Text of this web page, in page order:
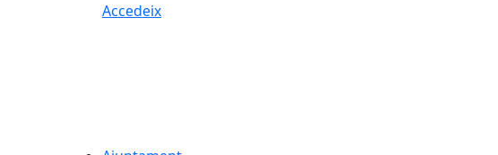
Accedeix